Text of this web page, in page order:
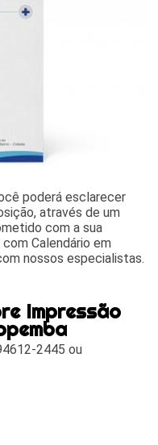
poderá esclarecer
através de um
com a sua
Calendário em
nossos especialistas.
Impressão
2445 ou